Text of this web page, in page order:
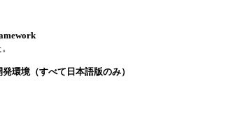
環境（すべて日本語版のみ）